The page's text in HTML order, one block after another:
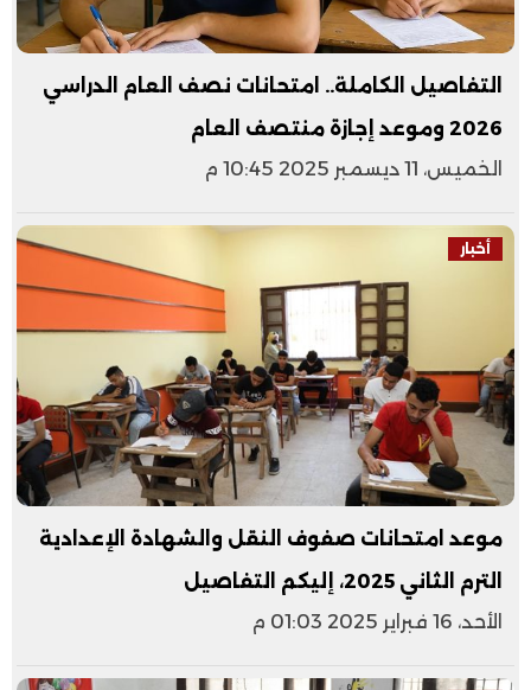
التفاصيل الكاملة.. امتحانات نصف العام الدراسي
2026 وموعد إجازة منتصف العام
الخميس، 11 ديسمبر 2025 10:45 م
أخبار
موعد امتحانات صفوف النقل والشهادة الإعدادية
الترم الثاني 2025، إليكم التفاصيل
الأحد، 16 فبراير 2025 01:03 م